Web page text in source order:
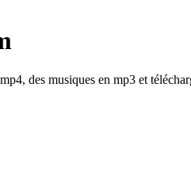
des musiques en mp3 et